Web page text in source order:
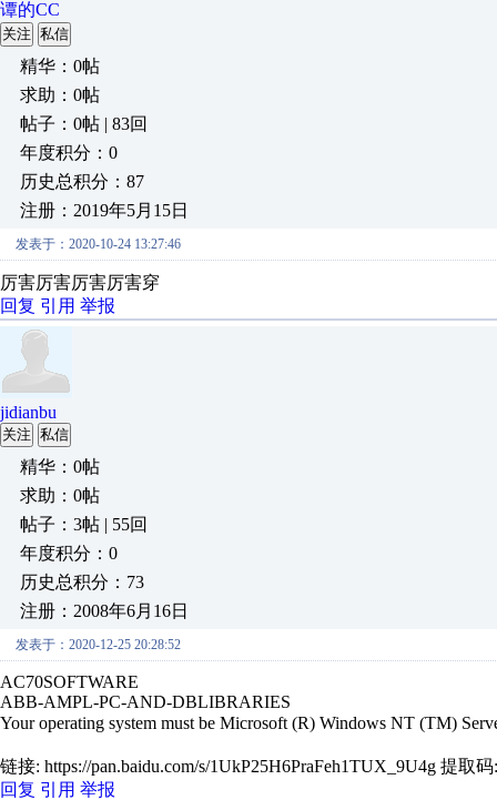
谭的CC
关注 私信
精华：0帖
求助：0帖
帖子：0帖 | 83回
年度积分：0
历史总积分：87
注册：2019年5月15日
发表于：2020-10-24 13:27:46
厉害厉害厉害厉害穿
回复 引用 举报
jidianbu
关注 私信
精华：0帖
求助：0帖
帖子：3帖 | 55回
年度积分：0
历史总积分：73
注册：2008年6月16日
发表于：2020-12-25 20:28:52
AC70SOFTWARE
ABB-AMPL-PC-AND-DBLIBRARIES
Your operating system must be Microsoft (R) Windows NT (TM)
链接: https://pan.baidu.com/s/1UkP25H6PraFeh1TUX_9U4g 提取
回复 引用 举报